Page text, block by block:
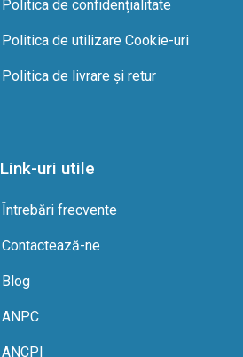
Politica de confidențialitate
Politica de utilizare Cookie-uri
Politica de livrare şi retur
Link-uri utile
Întrebări frecvente
Contactează-ne
Blog
ANPC
ANCPI